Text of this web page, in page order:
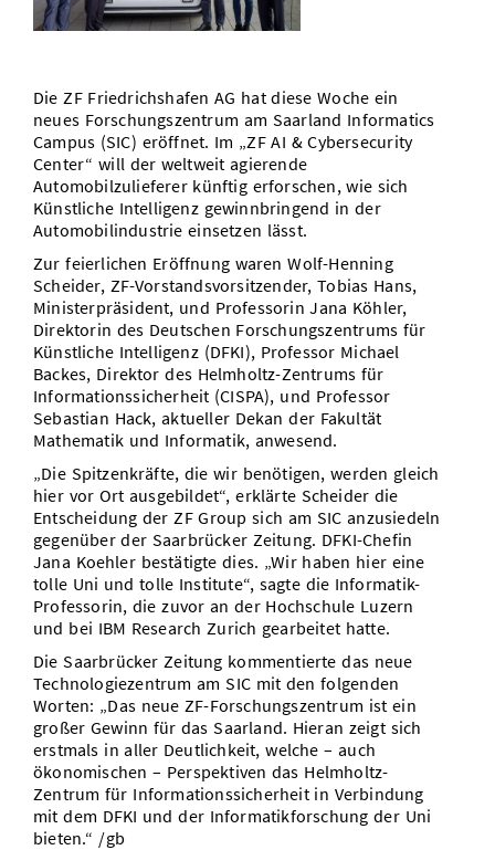
Vom Studium in den Beruf
Study Scheduler
Bibliothek
Start-ups
IT-Themenabend
Ranking
Kontakt
SIC Merchandise
SIC Podcast
AnsprechpartnerInnen, Personen, Forschungsgruppen
Termine, Vorträge und Veranstaltungen
Alumni
Die ZF Friedrichshafen AG hat diese Woche ein
neues Forschungszentrum am Saarland Informatics
Campus (SIC) eröffnet. Im „ZF AI & Cybersecurity
Center“ will der weltweit agierende
Automobilzulieferer künftig erforschen, wie sich
Künstliche Intelligenz gewinnbringend in der
Automobilindustrie einsetzen lässt.
Zur feierlichen Eröffnung waren Wolf-Henning
Scheider, ZF-Vorstandsvorsitzender, Tobias Hans,
Ministerpräsident, und Professorin Jana Köhler,
Direktorin des Deutschen Forschungszentrums für
Künstliche Intelligenz (DFKI), Professor Michael
Backes, Direktor des Helmholtz-Zentrums für
Informationssicherheit (CISPA), und Professor
Sebastian Hack, aktueller Dekan der Fakultät
Mathematik und Informatik, anwesend.
„Die Spitzenkräfte, die wir benötigen, werden gleich
hier vor Ort ausgebildet“, erklärte Scheider die
Entscheidung der ZF Group sich am SIC anzusiedeln
gegenüber der Saarbrücker Zeitung. DFKI-Chefin
Jana Koehler bestätigte dies. „Wir haben hier eine
tolle Uni und tolle Institute“, sagte die Informatik-
Professorin, die zuvor an der Hochschule Luzern
und bei IBM Research Zurich gearbeitet hatte.
Die Saarbrücker Zeitung kommentierte das neue
Technologiezentrum am SIC mit den folgenden
Worten: „Das neue ZF-Forschungszentrum ist ein
großer Gewinn für das Saarland. Hieran zeigt sich
erstmals in aller Deutlichkeit, welche – auch
ökonomischen – Perspektiven das Helmholtz-
Zentrum für Informationssicherheit in Verbindung
mit dem DFKI und der Informatikforschung der Uni
bieten.“ /gb